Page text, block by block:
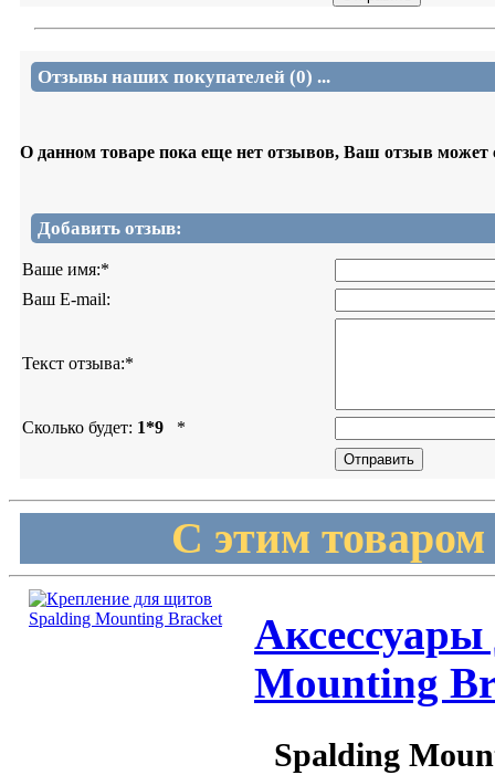
Отзывы наших покупателей (0) ...
О данном товаре пока еще нет отзывов, Ваш отзыв может
Добавить отзыв:
Ваше имя:*
Ваш E-mail:
Текст отзыва:*
Сколько будет: 1*9 *
С этим
Аксессуары
Mounting
Spalding